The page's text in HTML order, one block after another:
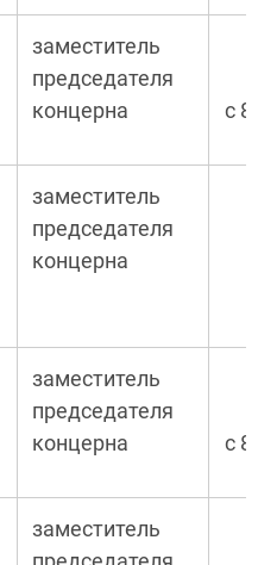
заместитель
председателя
концерна
с
заместитель
председателя
концерна
заместитель
председателя
концерна
с
заместитель